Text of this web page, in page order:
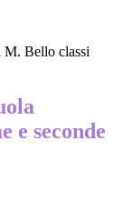
M. Bello classi
e seconde